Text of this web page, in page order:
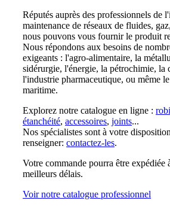
Réputés auprès des professionnels de
maintenance de réseaux de fluides,
nous pouvons vous fournir le produit
Nous répondons aux besoins de
exigeants : l'agro-alimentaire, la
sidérurgie, l'énergie, la pétrochimie, la
l'industrie pharmaceutique, ou même
maritime.
Explorez notre catalogue en ligne :
étanchéité, accessoires, joints...
Nos spécialistes sont à votre
renseigner: contactez-les.
Votre commande pourra être expédiée
meilleurs délais.
Voir notre catalogue professionnel